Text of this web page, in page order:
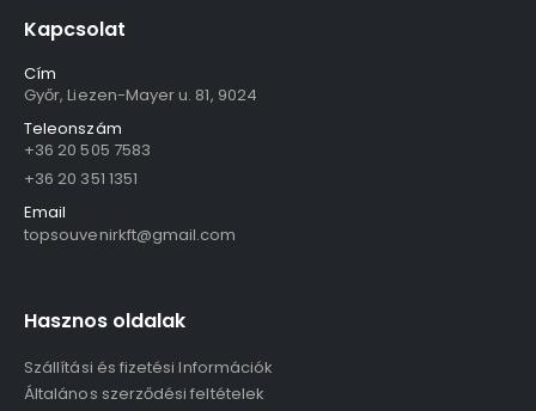
Kapcsolat
Cím
Győr, Liezen-Mayer u. 81, 9024
Teleonszám
+36 20 505 7583
+36 20 351 1351
Email
topsouvenirkft@gmail.com
Hasznos oldalak
Szállítási és fizetési Információk
Általános szerződési feltételek